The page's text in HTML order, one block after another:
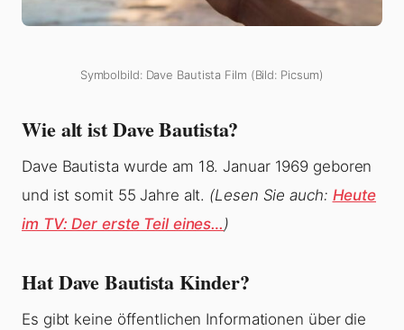
Symbolbild: Dave Bautista Film (Bild: Picsum)
Wie alt ist Dave Bautista?
Dave Bautista wurde am 18. Januar 1969 geboren
und ist somit 55 Jahre alt. (Lesen Sie auch: Heute
im TV: Der erste Teil eines…)
Hat Dave Bautista Kinder?
Es gibt keine öffentlichen Informationen über die